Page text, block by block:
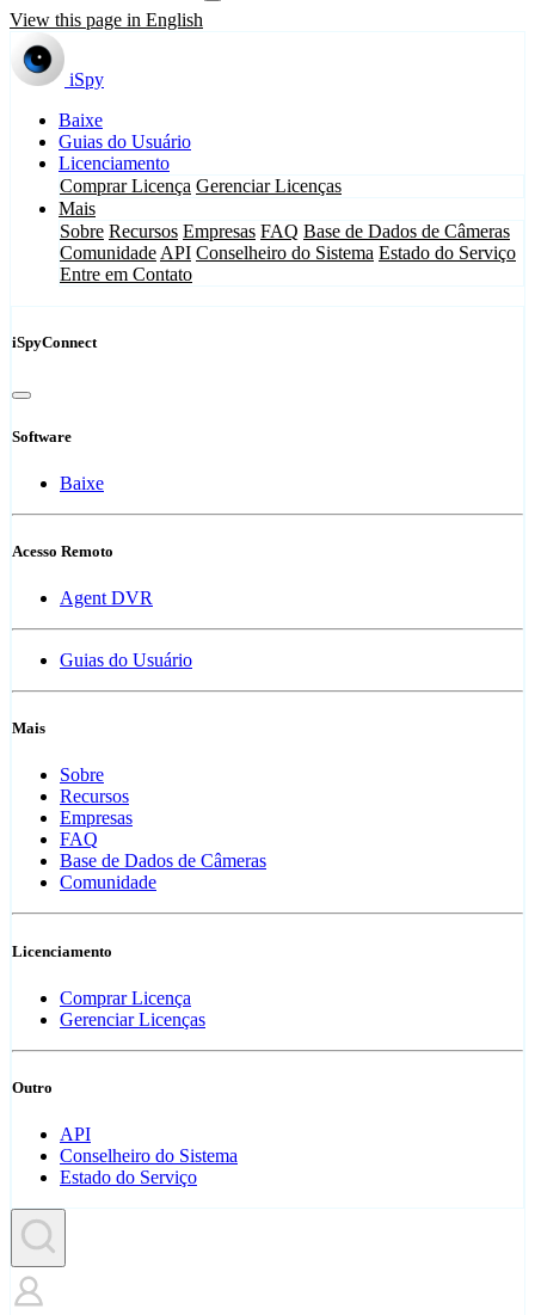
View this page in English
iSpy
Baixe
Guias do Usuário
Licenciamento
Comprar Licença Gerenciar Licenças
Mais
Sobre Recursos Empresas FAQ Base de Dados de Câmeras
Comunidade API Conselheiro do Sistema Estado do Serviço
Entre em Contato
iSpyConnect
Software
Baixe
Acesso Remoto
Agent DVR
Guias do Usuário
Mais
Sobre
Recursos
Empresas
FAQ
Base de Dados de Câmeras
Comunidade
Licenciamento
Comprar Licença
Gerenciar Licenças
Outro
API
Conselheiro do Sistema
Estado do Serviço